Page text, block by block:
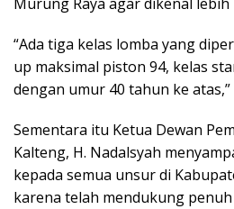
“Ada tiga kelas lomba yang
up maksimal piston 94, kelas
dengan umur 40 tahun ke
Sementara itu Ketua Dewan
Kalteng, H. Nadalsyah
kepada semua unsur di
karena telah mendukung